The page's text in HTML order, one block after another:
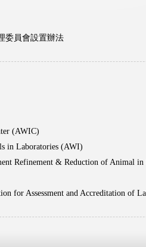
委員會設置辦法
(AWIC)
in Laboratories (AWI)
Refinement & Reduction of Animal in
for Assessment and Accreditation of